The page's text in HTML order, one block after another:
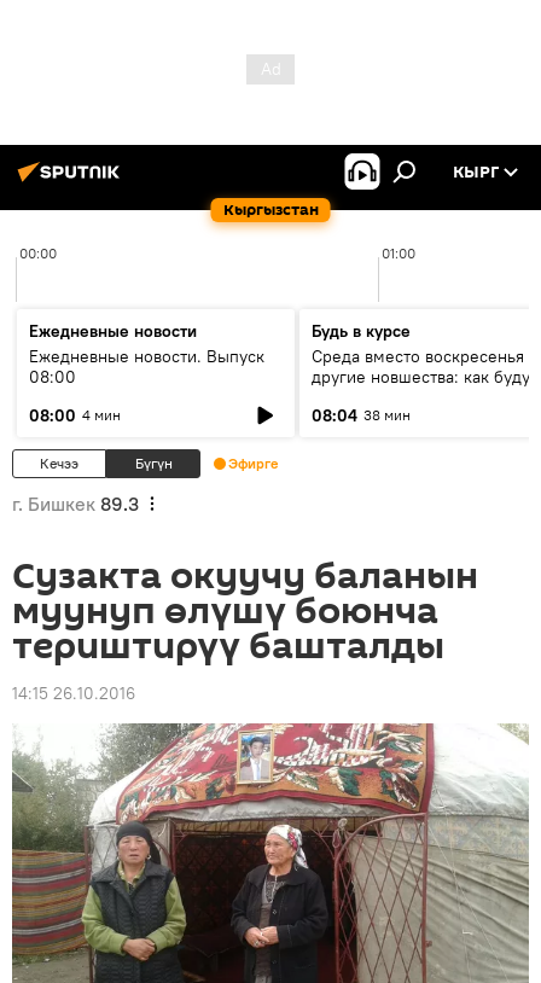
Кыргызстан
КЫРГ
00:00 01:00
Ежедневные новости
Ежедневные новости. Выпуск
08:00
08:00 4 мин
Будь в курсе
Среда вместо воскресенья и
другие новшества: как будут
08:04 38 мин
Кечээ Бүгүн Эфирге
г. Бишкек 89.3
Сузакта окуучу баланын
муунуп өлүшү боюнча
териштирүү башталды
14:15 26.10.2016